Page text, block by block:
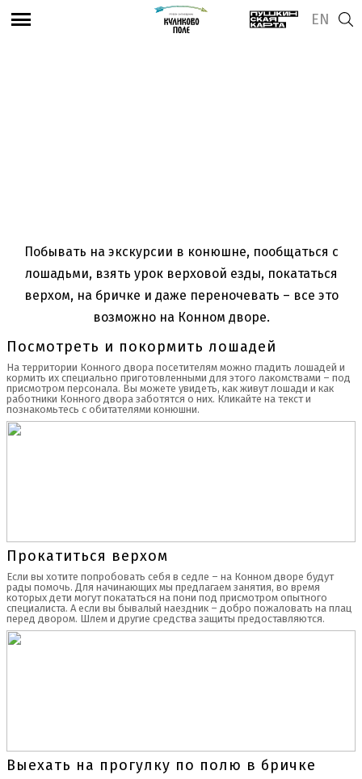
EN
Побывать на экскурсии в конюшне, пообщаться с
лошадьми, взять урок верховой езды, покататься
верхом, на бричке и даже переночевать – все это
возможно на Конном дворе.
Посмотреть и покормить лошадей
На территории Конного двора посетителям можно гладить лошадей и
кормить их специально приготовленными для этого лакомствами – под
присмотром персонала. Вы можете увидеть, как живут лошади и как
работники Конного двора заботятся о них. Кликайте на текст и
познакомьтесь с обитателями конюшни.
Прокатиться верхом
Если вы хотите попробовать себя в седле – на Конном дворе будут
рады помочь. Для начинающих мы предлагаем занятия, во время
которых дети могут покататься на пони под присмотром опытного
специалиста. А если вы бывалый наездник – добро пожаловать на плац
перед двором. Шлем и другие средства защиты предоставляются.
Выехать на прогулку по полю в бричке